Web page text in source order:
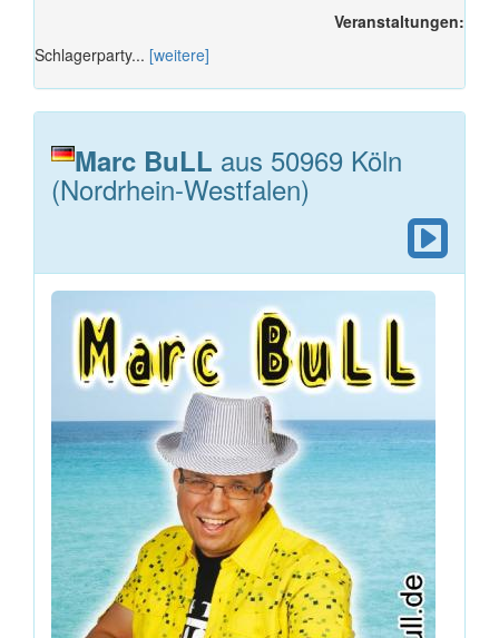
Veranstaltungen:
Schlagerparty... [weitere]
Marc BuLL aus 50969 Köln
(Nordrhein-Westfalen)